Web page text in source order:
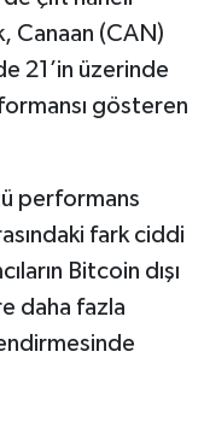
Canaan (CAN)
21’in üzerinde
gösteren
performans
fark ciddi
Bitcoin dışı
daha fazla